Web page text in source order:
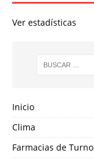
Ver estadísticas
Inicio
Clima
Farmacias de Turno